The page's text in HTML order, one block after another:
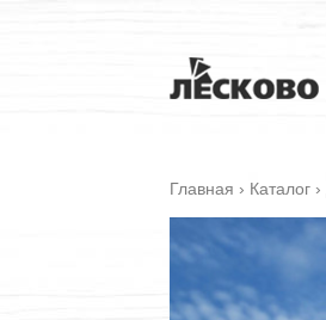
Главная › Каталог ›